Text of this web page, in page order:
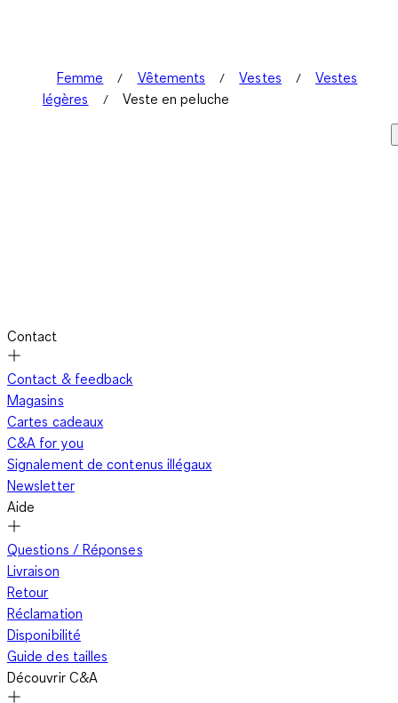
Femme Vêtements Vestes
Vestes
légères
Veste en peluche
Contact
Contact & feedback
Magasins
Cartes cadeaux
C&A for you
Signalement de contenus illégaux
Newsletter
Aide
Questions / Réponses
Livraison
Retour
Réclamation
Disponibilité
Guide des tailles
Découvrir C&A